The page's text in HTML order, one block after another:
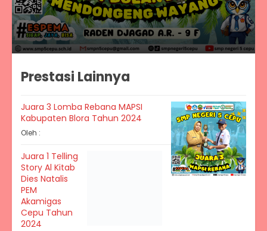
Prestasi Lainnya
Juara 3 Lomba Rebana MAPSI
Kabupaten Blora Tahun 2024
Oleh :
Juara 1 Telling
Story Al Kitab
Dies Natalis
PEM
Akamigas
Cepu Tahun
2024